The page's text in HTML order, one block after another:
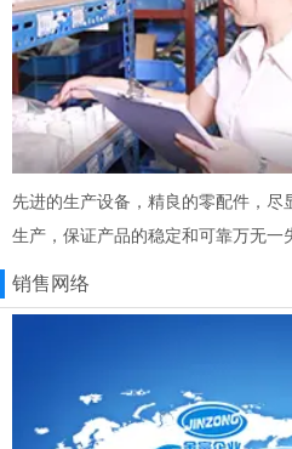
先进的生产设备，精良的零配件，
生产，保证产品的稳定和可靠万无一
销售网络